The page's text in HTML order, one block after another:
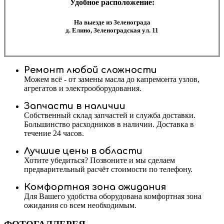
Удобное расположение:
На выезде из Зеленограда
д. Елино, Зеленоградская ул. 11
Ремонт любой сложности
Можем всё - от замены масла до капремонта узлов,
агрегатов и электрооборудования.
Запчасти в наличии
Собственный склад запчастей и служба доставки.
Большинство расходников в наличии. Доставка в
течение 24 часов.
Лучшие цены в области
Хотите убедиться? Позвоните и мы сделаем
предварительный расчёт стоимости по телефону.
Комфортная зона ожидания
Для Вашего удобства оборудована комфортная зона
ожидания со всем необходимым.